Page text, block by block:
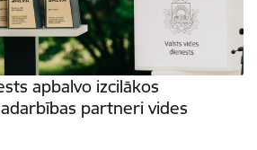
apbalvo izcilākos
partneri vides